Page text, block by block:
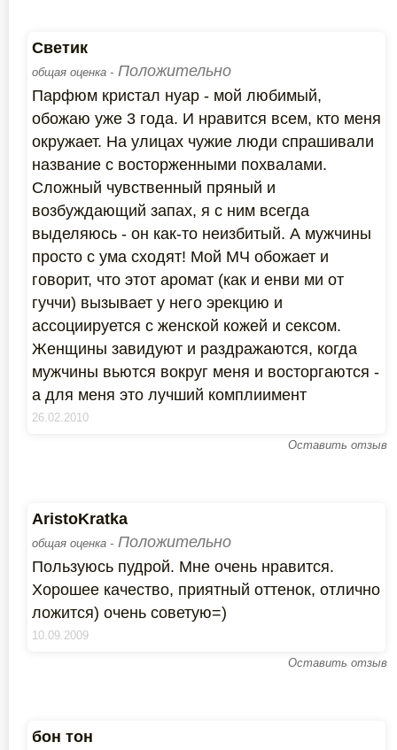
Светик
общая оценка - Положительно
Парфюм кристал нуар - мой любимый,
обожаю уже 3 года. И нравится всем, кто меня
окружает. На улицах чужие люди спрашивали
название с восторженными похвалами.
Сложный чувственный пряный и
возбуждающий запах, я с ним всегда
выделяюсь - он как-то неизбитый. А мужчины
просто с ума сходят! Мой МЧ обожает и
говорит, что этот аромат (как и енви ми от
гуччи) вызывает у него эрекцию и
ассоциируется с женской кожей и сексом.
Женщины завидуют и раздражаются, когда
мужчины вьются вокруг меня и восторгаются -
а для меня это лучший комплиимент
26.02.2010
Оставить отзыв
AristoKratka
общая оценка - Положительно
Пользуюсь пудрой. Мне очень нравится.
Хорошее качество, приятный оттенок, отлично
ложится) очень советую=)
10.09.2009
Оставить отзыв
бон тон